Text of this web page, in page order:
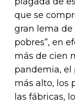
que se
gran lema de
pobres”, en
más de cien
pandemia, el
más alto, los
las fábricas,